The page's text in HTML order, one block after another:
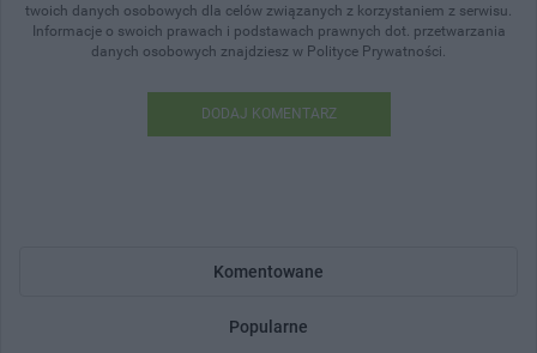
twoich danych osobowych dla celów związanych z korzystaniem z serwisu.
Informacje o swoich prawach i podstawach prawnych dot. przetwarzania
danych osobowych znajdziesz w Polityce Prywatności.
DODAJ KOMENTARZ
Komentowane
Popularne